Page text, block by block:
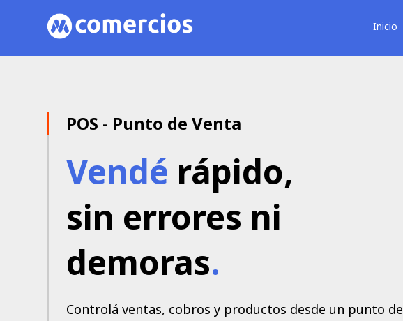
Inicio
POS - Punto de Venta
Vendé rápido,
sin errores ni
demoras.
Controlá ventas, cobros y productos desde un punto de